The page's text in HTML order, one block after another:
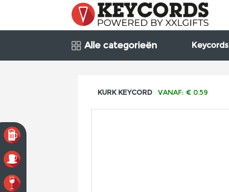
Alle categorieën Keycords
KURK KEYCORD VANAF: € 0.59